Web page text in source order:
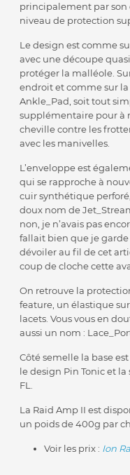
principalement par
niveau de protection
Le design est comme
avec une découpe
protéger la malléole.
endroit et comme sur
Ankle_Pad, soit tout
supplémentaire pour à
cheville contre les
avec les manivelles.
L’enveloppe est
qui se rapproche à
cuir synthétique
doux nom de
non, je n’avais pas
fallait bien que je
dévoiler au fil de cet
coup de cloche cette
On retrouve la
feature, un élastique
lacets. Vous vous en
aussi un nom :
Côté semelle la base
le design Pin Tonic et
FL.
La Raid Amp II est
un poids de 400g par
Voir les prix : Ion